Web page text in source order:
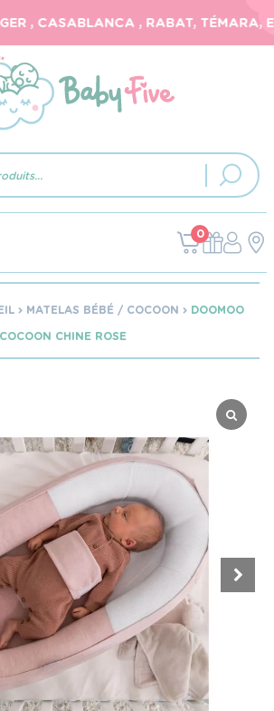
, CASABLANCA , RABAT, TÉMARA, ET
0
MATELAS BÉBÉ / COCOON
DOOMOO
CHINE ROSE